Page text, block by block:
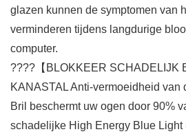
glazen kunnen de symptomen van
verminderen tijdens langdurige
computer.
????【BLOKKEER SCHADELIJK
KANASTAL Anti-vermoeidheid van
Bril beschermt uw ogen door 90%
schadelijke High Energy Blue Light